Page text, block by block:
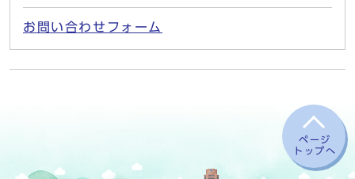
お問い合わせフォーム
ページ
トップへ